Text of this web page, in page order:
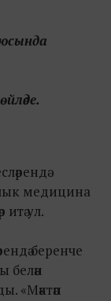
медицина
итә ул.
беренче
белән
«Мәктәп